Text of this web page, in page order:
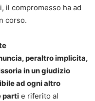
il compromesso ha ad
corso.
peraltro implicita,
in un giudizio
ad ogni altro
parti e riferito al